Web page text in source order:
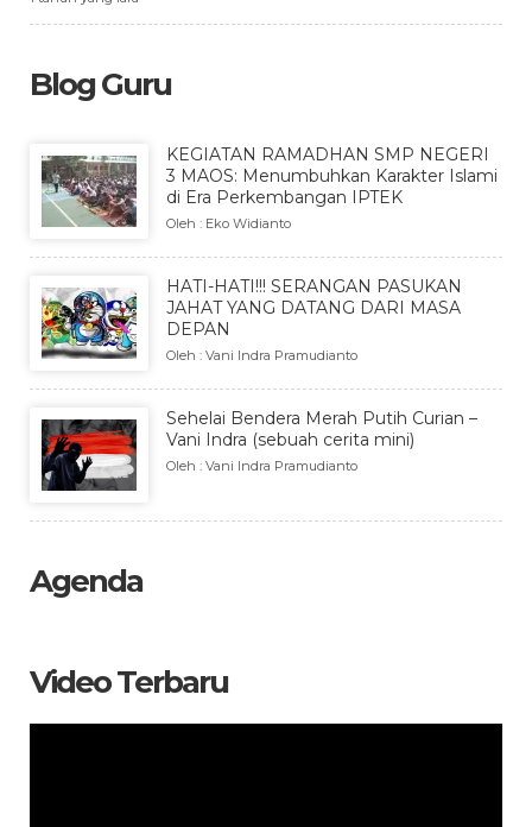
Blog Guru
KEGIATAN RAMADHAN SMP NEGERI
3 MAOS: Menumbuhkan Karakter Islami
di Era Perkembangan IPTEK
Oleh : Eko Widianto
HATI-HATI!!! SERANGAN PASUKAN
JAHAT YANG DATANG DARI MASA
DEPAN
Oleh : Vani Indra Pramudianto
Sehelai Bendera Merah Putih Curian –
Vani Indra (sebuah cerita mini)
Oleh : Vani Indra Pramudianto
Agenda
Video Terbaru